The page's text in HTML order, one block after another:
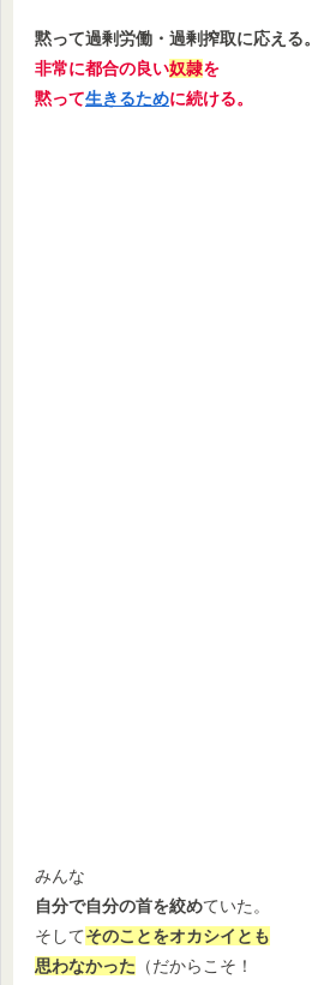
黙って過剰労働 ・ 過剰搾取に応える。
非常に都合の良い奴隷を
黙って生きるために続ける。
みんな
自分で自分の首を絞めていた。
そしてそのことをオカシイとも
思わなかった （だからこそ！